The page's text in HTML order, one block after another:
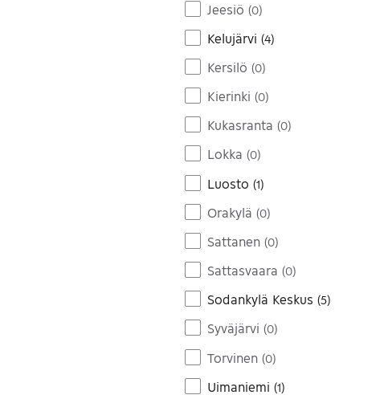
Jeesiö (0)
Kelujärvi (4)
Kersilö (0)
Kierinki (0)
Kukasranta (0)
Lokka (0)
Luosto (1)
Orakylä (0)
Sattanen (0)
Sattasvaara (0)
Sodankylä Keskus (5)
Syväjärvi (0)
Torvinen (0)
Uimaniemi (1)